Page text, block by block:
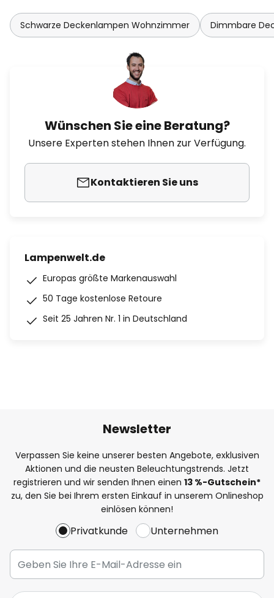
Schwarze Deckenlampen Wohnzimmer Dimmbare
Wünschen Sie eine Beratung?
Unsere Experten stehen Ihnen zur Verfügung.
Kontaktieren Sie uns
Lampenwelt.de
Europas größte Markenauswahl
50 Tage kostenlose Retoure
Seit 25 Jahren Nr. 1 in Deutschland
Newsletter
Verpassen Sie keine unserer besten Angebote, exklusiven
Aktionen und die neusten Beleuchtungstrends. Jetzt
registrieren und wir senden Ihnen einen 13 %-Gutschein*
zu, den Sie bei Ihrem ersten Einkauf in unserem Onlineshop
einlösen können!
Privatkunde Unternehmen